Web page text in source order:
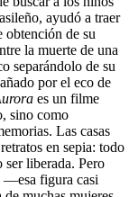
ayudó a traer
obtención de su
la muerte de una
separándolo de su
por el eco de
es un filme
sino como
Las casas
en sepia: todo
ser liberada. Pero
—esa figura casi